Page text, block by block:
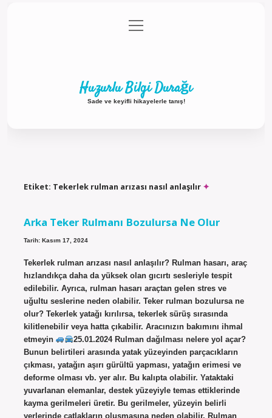
Gizlilik Politikası
menüyü
aç
Huzurlu Bilgi Durağı
Sade ve keyifli hikayelerle tanış!
Etiket: Tekerlek rulman arızası nasıl anlaşılır
Arka Teker Rulmanı Bozulursa Ne Olur
Tarih: Kasım 17, 2024
Tekerlek rulman arızası nasıl anlaşılır? Rulman hasarı, araç
hızlandıkça daha da yüksek olan gıcırtı sesleriyle tespit
edilebilir. Ayrıca, rulman hasarı araçtan gelen stres ve
uğultu seslerine neden olabilir. Teker rulman bozulursa ne
olur? Tekerlek yatağı kırılırsa, tekerlek sürüş sırasında
kilitlenebilir veya hatta çıkabilir. Aracınızın bakımını ihmal
etmeyin
25.01.2024 Rulman dağılması nelere yol açar?
Bunun belirtileri arasında yatak yüzeyinden parçacıkların
çıkması, yatağın aşırı gürültü yapması, yatağın erimesi ve
deforme olması vb. yer alır. Bu kalıpta olabilir. Yataktaki
yuvarlanan elemanlar, destek yüzeyiyle temas ettiklerinde
kayma gerilmeleri üretir. Bu gerilmeler, yüzeyin belirli
yerlerinde çatlakların oluşmasına neden olabilir. Rulman